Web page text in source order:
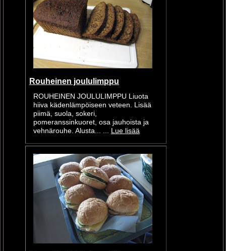
Rouheinen joululimppu
ROUHEINEN JOULULIMPPU Liuota
hiiva kädenlämpöiseen veteen. Lisää
piimä, suola, sokeri,
pomeranssinkuoret, osa jauhoista ja
vehnärouhe. Alusta... ... Lue lisää